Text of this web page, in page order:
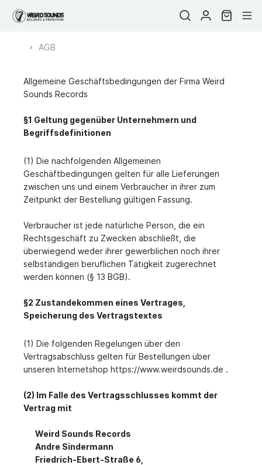
AGB
Allgemeine Geschäftsbedingungen der Firma Weird
Sounds Records
§1 Geltung gegenüber Unternehmern und
Begriffsdefinitionen
(1) Die nachfolgenden Allgemeinen
Geschäftbedingungen gelten für alle Lieferungen
zwischen uns und einem Verbraucher in ihrer zum
Zeitpunkt der Bestellung gültigen Fassung.
Verbraucher ist jede natürliche Person, die ein
Rechtsgeschäft zu Zwecken abschließt, die
überwiegend weder ihrer gewerblichen noch ihrer
selbständigen beruflichen Tätigkeit zugerechnet
werden können (§ 13 BGB).
§2 Zustandekommen eines Vertrages,
Speicherung des Vertragstextes
(1) Die folgenden Regelungen über den
Vertragsabschluss gelten für Bestellungen über
unseren Internetshop https://www.weirdsounds.de .
(2) Im Falle des Vertragsschlusses kommt der
Vertrag mit
Weird Sounds Records
Andre Sindermann
Friedrich-Ebert-Straße 6,